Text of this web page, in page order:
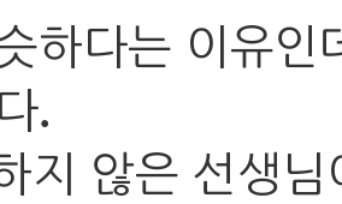
하다는 이유인
.
지 않은 선생